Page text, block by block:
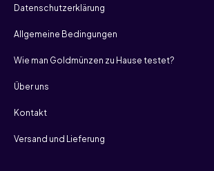
Datenschutzerklärung
Allgemeine Bedingungen
Wie man Goldmünzen zu Hause testet?
Über uns
Kontakt
Versand und Lieferung